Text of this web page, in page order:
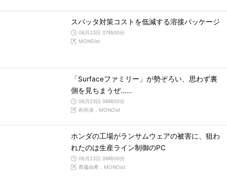
スパッタ対策コストを低減する溶接パッケージ
06月23日 07時00分
MONOist
「Surfaceファミリー」が勢ぞろい、思わず裏
側を見ちまうぜ……
06月23日 06時00分
朴尚洙，MONOist
ホンダの工場がランサムウェアの被害に、狙わ
れたのは生産ライン制御のPC
06月23日 06時00分
齊藤由希，MONOist